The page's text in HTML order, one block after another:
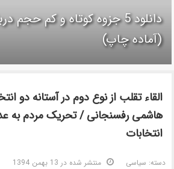
دانلود 5 جزوه كوتاه و كم
(آماده چاپ)
القاء تقلب از نوع دوم در آستانه دو
هاشمی رفسنجانی / تحریک مردم به
انتخابات
دسته: سیاسی منتشر شده در 13 بهمن 1394